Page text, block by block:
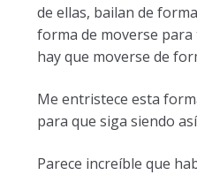
de ellas, bailan de
forma de moverse para
hay que moverse de
Me entristece esta
para que siga siendo
Parece increíble que